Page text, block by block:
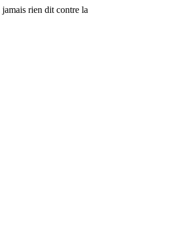
rien dit contre la